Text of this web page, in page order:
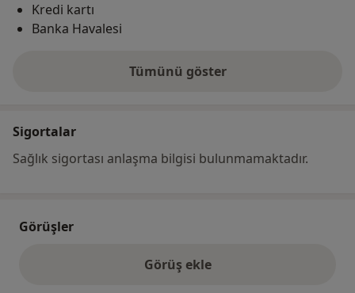
Kredi kartı
Banka Havalesi
Tümünü göster
adres hakkında
Sigortalar
Sağlık sigortası anlaşma bilgisi bulunmamaktadır.
Görüşler
Görüş ekle